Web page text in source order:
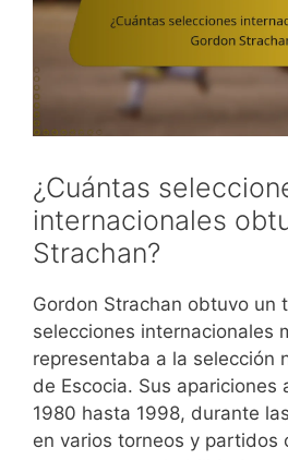
¿Cuántas
internacionales
Strachan?
Gordon Strachan obtuvo un
selecciones internacionales
representaba a la selección
de Escocia. Sus apariciones
1980 hasta 1998, durante
en varios torneos y partidos